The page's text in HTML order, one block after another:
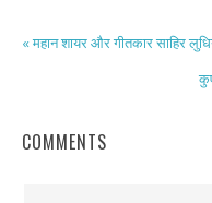
« महान शायर और गीतकार साहिर
COMMENTS